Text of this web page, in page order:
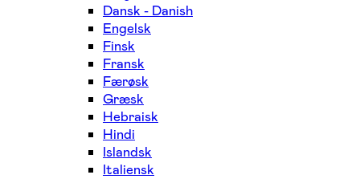
Dansk - Danish
Engelsk
Finsk
Fransk
Færøsk
Græsk
Hebraisk
Hindi
Islandsk
Italiensk